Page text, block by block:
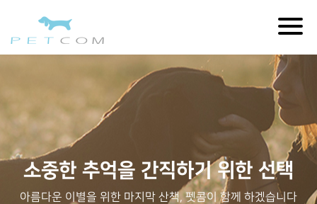
소중한 추억을 간직하기 위한 선택
아름다운 이별을 위한 마지막 산책, 펫콤이 함께 하겠습니다